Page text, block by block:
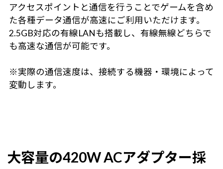
アクセスポイントと通信を行うことでゲームを含め
た各種データ通信が高速にご利用いただけます。
2.5GB対応の有線LANも搭載し、有線無線どちらで
も高速な通信が可能です。
※実際の通信速度は、接続する機器・環境によって
変動します。
大容量の420W ACアダプター採